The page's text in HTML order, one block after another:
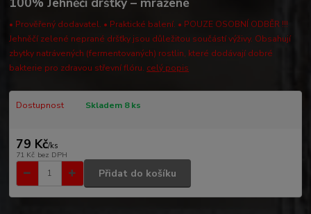
• Prověřený dodavatel. • Praktické balení. • POUZE OSOBNÍ ODBĚR !!!
Jehněčí zelené neprané dršťky jsou důležitou součástí výživy. Obsahují
zbytky natrávených (fermentovaných) rostlin, které dodávají dobré
bakterie pro zdravou střevní flóru. celý popis
Dostupnost Skladem 8 ks
79 Kč/ks
71 Kč bez DPH
Přidat do košíku